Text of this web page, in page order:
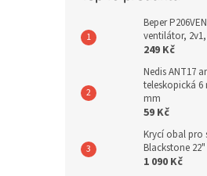
Beper
ventilátor, 2v1,
249 Kč
Nedis ANT17
teleskopická 6
mm
59 Kč
Krycí obal pro
Blackstone 22"
1 090 Kč